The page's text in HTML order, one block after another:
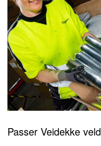
Passer Veidekke